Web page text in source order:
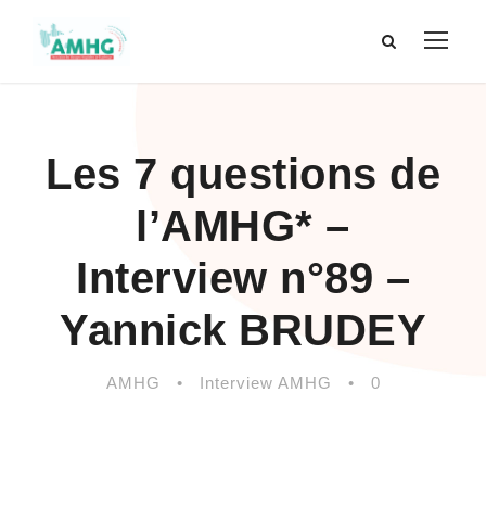
Les 7 questions de
l’AMHG* –
Interview n°89 –
Yannick BRUDEY
AMHG • Interview AMHG • 0